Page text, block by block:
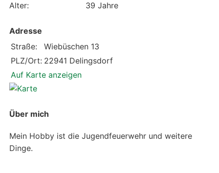
Alter: 39 Jahre
Adresse
Straße:
Wiebüschen 13
PLZ/Ort: 22941 Delingsdorf
Auf Karte anzeigen
Über mich
Mein Hobby ist die Jugendfeuerwehr und weitere
Dinge.